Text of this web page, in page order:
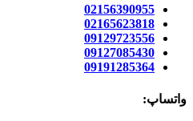
02156390955
02165623818
09129723556
09127085430
09191285364
واتساپ: